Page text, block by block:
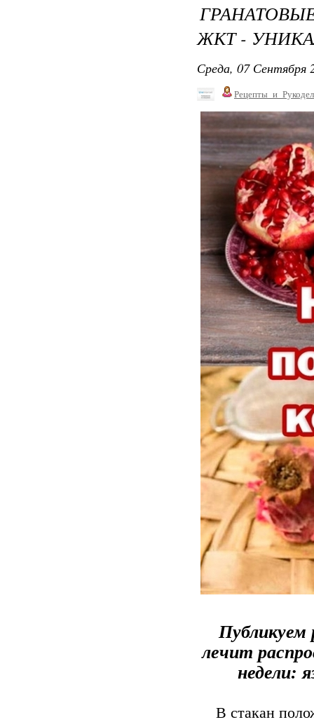
ЖКТ -
Среда, 07 Сентября
Публикуем
лечит
недели:
В стакан